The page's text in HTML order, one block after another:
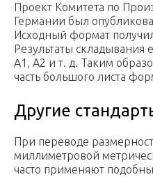
Проект Комитета по
Германии был
Исходный формат
Результаты складывания
A1, A2 и т. д. Таким
часть большого листа
Другие
При переводе
миллиметровой
часто применяют